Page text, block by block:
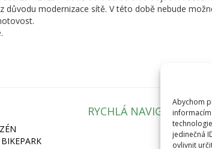
Abychom
jedinečná
ovlivnit
důvodu modernizace sítě. V této době nebude
RYCHLÁ NAVIGACE